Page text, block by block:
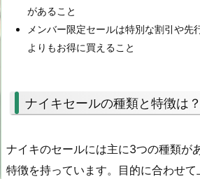
があること
メンバー限定セールは特別な割引や先
よりもお得に買えること
ナイキセールの種類と特徴は？
ナイキのセールには主に3つの種類が
特徴を持っています。目的に合わせて